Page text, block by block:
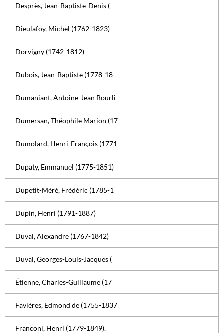
Desprès, Jean-Baptiste-Denis (
Dieulafoy, Michel (1762-1823)
Dorvigny (1742-1812)
Dubois, Jean-Baptiste (1778-18
Dumaniant, Antoine-Jean Bourli
Dumersan, Théophile Marion (17
Dumolard, Henri-François (1771
Dupaty, Emmanuel (1775-1851)
Dupetit-Méré, Frédéric (1785-1
Dupin, Henri (1791-1887)
Duval, Alexandre (1767-1842)
Duval, Georges-Louis-Jacques (
Étienne, Charles-Guillaume (17
Favières, Edmond de (1755-1837
Franconi, Henri (1779-1849).